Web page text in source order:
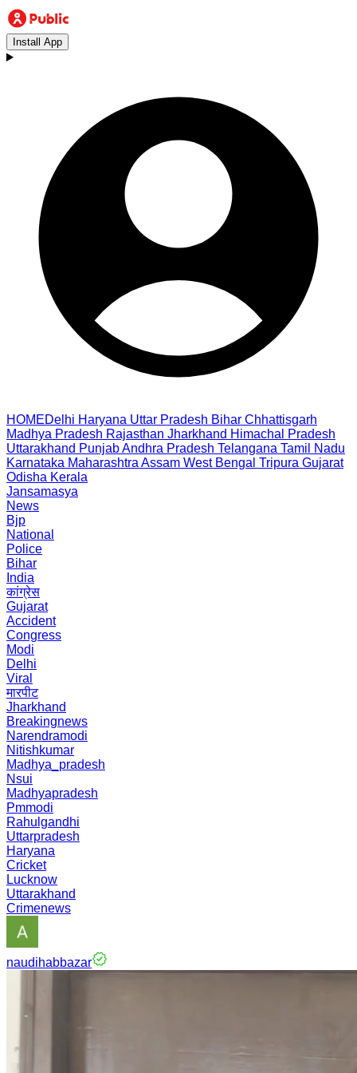
Install App
HOMEDelhi Haryana Uttar Pradesh Bihar Chhattisgarh
Madhya Pradesh Rajasthan Jharkhand Himachal Pradesh
Uttarakhand PunjabAndhra Pradesh Telangana Tamil Nadu
Karnataka Maharashtra Assam West Bengal Tripura Gujarat
Odisha Kerala
Jansamasya
News
Bjp
National
Police
Bihar
India
कांग्रेस
Gujarat
Accident
Congress
Modi
Delhi
Viral
मारपीट
Jharkhand
Breakingnews
Narendramodi
Nitishkumar
Madhya_pradesh
Nsui
Madhyapradesh
Pmmodi
Rahulgandhi
Uttarpradesh
Haryana
Cricket
Lucknow
Uttarakhand
Crimenews
naudihabbazar